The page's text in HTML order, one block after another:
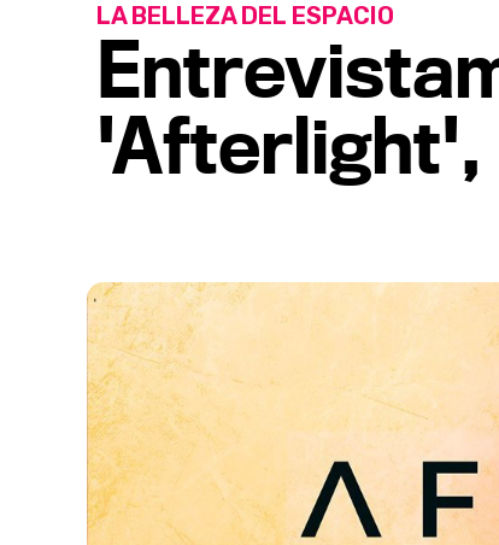
'Afterlight',
LA BELLEZA DEL ESPACIO